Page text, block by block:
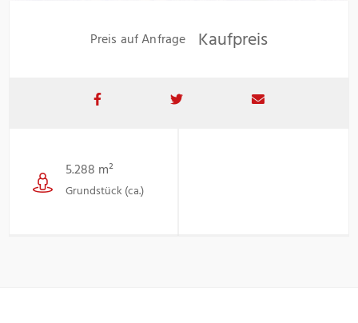
Preis auf Anfrage Kaufpreis
5.288 m²
Grundstück (ca.)